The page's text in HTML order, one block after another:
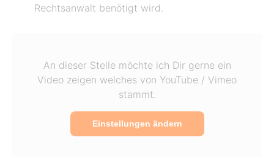
Rechtsanwalt benötigt wird.
An dieser Stelle möchte ich Dir gerne ein
Video zeigen welches von YouTube / Vimeo
stammt.
Einstellungen ändern